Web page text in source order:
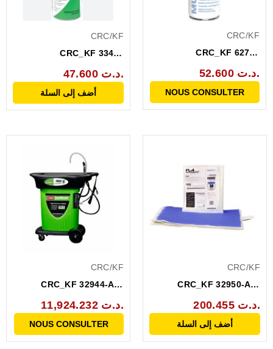
CRC/KF
CRC_KF 33430
47.600 د.ت.
أضف إلى السلة
CRC/KF
CRC_KF 62713
52.600 د.ت.
NOUS CONSULTER
CRC/KF
CRC_KF 32944-AA-
220v EU...11,924.232 د.ت.
NOUS CONSULTER
CRC/KF
CRC_KF 32950-AA-
OZZYMAT...200.455 د.ت.
أضف إلى السلة